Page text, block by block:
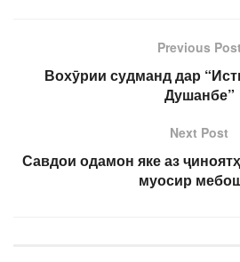
Previous Post
Вохӯрии судманд дар
Душанбе”
Next Post
Савдои одамон яке аз
муосир